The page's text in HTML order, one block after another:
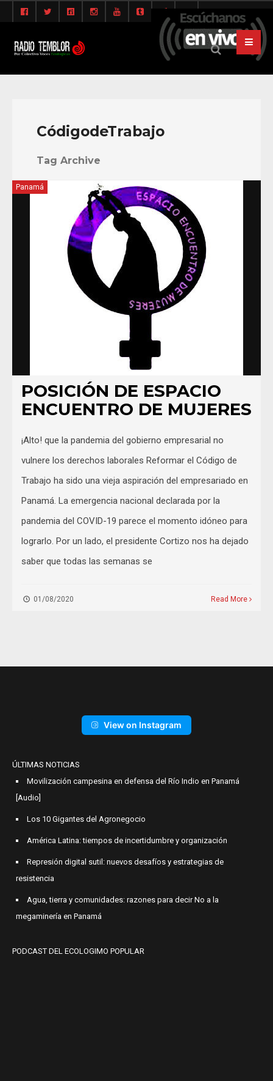
CódigodeTrabajo
Tag Archive
Panamá
POSICIÓN DE ESPACIO
ENCUENTRO DE MUJERES
¡Alto! que la pandemia del gobierno empresarial no
vulnere los derechos laborales Reformar el Código de
Trabajo ha sido una vieja aspiración del empresariado en
Panamá. La emergencia nacional declarada por la
pandemia del COVID-19 parece el momento idóneo para
lograrlo. Por un lado, el presidente Cortizo nos ha dejado
saber que todas las semanas se
01/08/2020 Read More
View on Instagram
ÚLTIMAS NOTICIAS
Movilización campesina en defensa del Río Indio en Panamá
[Audio]
Los 10 Gigantes del Agronegocio
América Latina: tiempos de incertidumbre y organización
Represión digital sutil: nuevos desafíos y estrategias de
resistencia
Agua, tierra y comunidades: razones para decir No a la
megaminería en Panamá
PODCAST DEL ECOLOGIMO POPULAR